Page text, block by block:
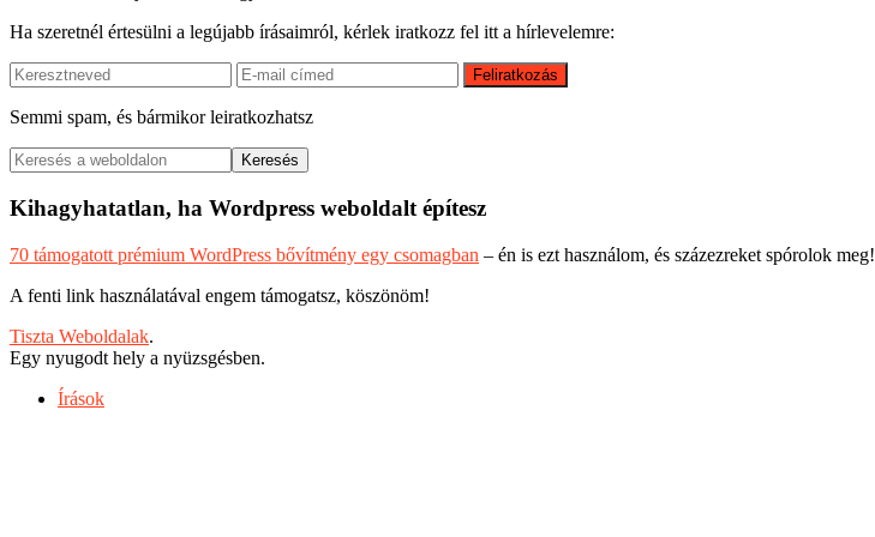
Ha szeretnél értesülni a legújabb írásaimról, kérlek iratkozz fel itt a hírlevelemre:
Semmi spam, és bármikor leiratkozhatsz
Keresés
a
weboldalon
Kihagyhatatlan, ha Wordpress weboldalt építesz
70 támogatott prémium WordPress bővítmény egy csomagban – én is ezt használom, és százezreket spórolok meg!
A fenti link használatával engem támogatsz, köszönöm!
Tiszta Weboldalak.
Egy nyugodt hely a nyüzsgésben.
Írások